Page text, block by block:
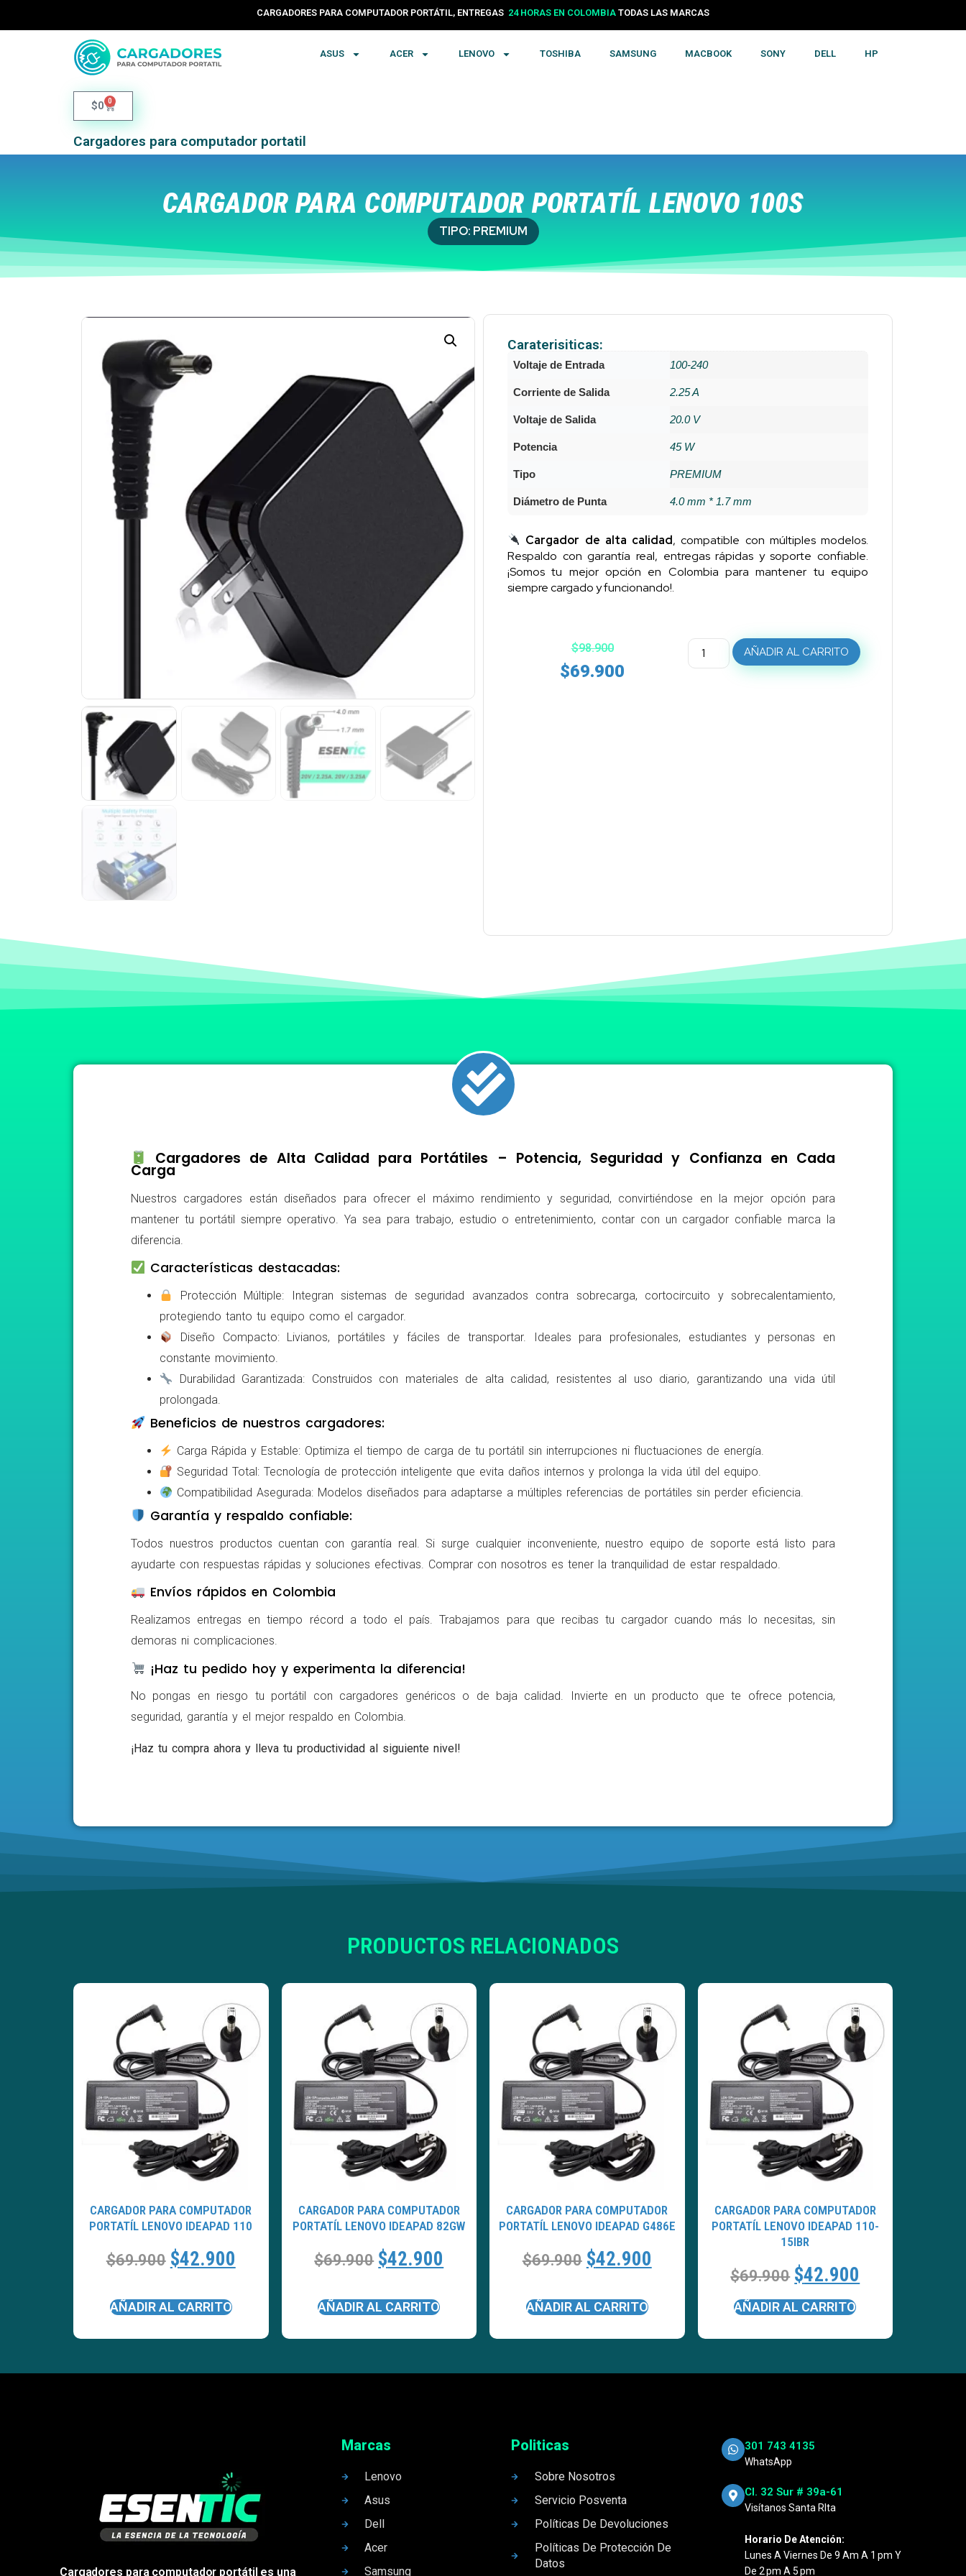
CARGADORES PARA COMPUTADOR PORTÁTIL, ENTREGAS1 HORA EN BOGOTÁ24 HORAS EN COLOMBIA
TODAS LAS MARCAS
ASUS ACER LENOVO TOSHIBA SAMSUNG MACBOOK SONY DELL HP
$0 0
Cargadores para computador portatil
CARGADOR PARA COMPUTADOR PORTATÍL LENOVO 100S
TIPO: PREMIUM
Caraterisiticas:
Voltaje de Entrada 100-240
Corriente de Salida 2.25 A
Voltaje de Salida 20.0 V
Potencia 45 W
Tipo PREMIUM
Diámetro de Punta 4.0 mm * 1.7 mm
Cargador de alta calidad, compatible con múltiples modelos.
Respaldo con garantía real, entregas rápidas y soporte confiable.
¡Somos tu mejor opción en Colombia para mantener tu equipo
siempre cargado y funcionando!.
$98.900
$69.900
AÑADIR AL CARRITO
Cargadores de Alta Calidad para Portátiles – Potencia, Seguridad y Confianza en Cada
Carga
Nuestros cargadores están diseñados para ofrecer el máximo rendimiento y seguridad, convirtiéndose en la mejor opción para
mantener tu portátil siempre operativo. Ya sea para trabajo, estudio o entretenimiento, contar con un cargador confiable marca la
diferencia.
Características destacadas:
Protección Múltiple: Integran sistemas de seguridad avanzados contra sobrecarga, cortocircuito y sobrecalentamiento,
protegiendo tanto tu equipo como el cargador.
Diseño Compacto: Livianos, portátiles y fáciles de transportar. Ideales para profesionales, estudiantes y personas en
constante movimiento.
Durabilidad Garantizada: Construidos con materiales de alta calidad, resistentes al uso diario, garantizando una vida útil
prolongada.
Beneficios de nuestros cargadores:
Carga Rápida y Estable: Optimiza el tiempo de carga de tu portátil sin interrupciones ni fluctuaciones de energía.
Seguridad Total: Tecnología de protección inteligente que evita daños internos y prolonga la vida útil del equipo.
Compatibilidad Asegurada: Modelos diseñados para adaptarse a múltiples referencias de portátiles sin perder eficiencia.
Garantía y respaldo confiable:
Todos nuestros productos cuentan con garantía real. Si surge cualquier inconveniente, nuestro equipo de soporte está listo para
ayudarte con respuestas rápidas y soluciones efectivas. Comprar con nosotros es tener la tranquilidad de estar respaldado.
Envíos rápidos en Colombia
Realizamos entregas en tiempo récord a todo el país. Trabajamos para que recibas tu cargador cuando más lo necesitas, sin
demoras ni complicaciones.
¡Haz tu pedido hoy y experimenta la diferencia!
No pongas en riesgo tu portátil con cargadores genéricos o de baja calidad. Invierte en un producto que te ofrece potencia,
seguridad, garantía y el mejor respaldo en Colombia.
¡Haz tu compra ahora y lleva tu productividad al siguiente nivel!
PRODUCTOS RELACIONADOS
CARGADOR PARA COMPUTADOR
PORTATÍL LENOVO IDEAPAD 110
$69.900 $42.900
AÑADIR AL CARRITO
CARGADOR PARA COMPUTADOR
PORTATÍL LENOVO IDEAPAD 82GW
$69.900 $42.900
AÑADIR AL CARRITO
CARGADOR PARA COMPUTADOR
PORTATÍL LENOVO IDEAPAD G486E
$69.900 $42.900
AÑADIR AL CARRITO
CARGADOR PARA COMPUTADOR
PORTATÍL LENOVO IDEAPAD 110-
15IBR
$69.900 $42.900
AÑADIR AL CARRITO
Cargadores para computador portátil es una
Marcas
Lenovo
Asus
Dell
Acer
Samsung
Politicas
Sobre Nosotros
Servicio Posventa
Políticas De Devoluciones
Políticas De Protección De
Datos
301 743 4135
WhatsApp
Cl. 32 Sur # 39a-61
Visítanos Santa RIta
Horario De Atención:
Lunes A Viernes De 9 Am A 1 Pm Y
De 2 Pm A 5 Pm